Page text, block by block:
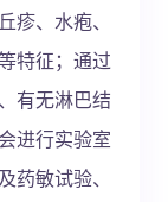
疹、水疱、
特征；通过
有无淋巴结
进行实验室
敏试验、